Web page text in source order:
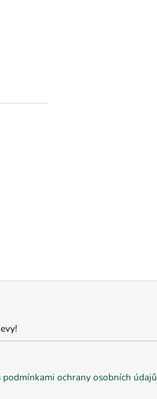
podmínkami ochrany osobních údajů